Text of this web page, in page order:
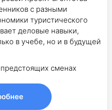
с разными
туристического
деловые навыки,
в учебе, но и в будущей
сменах